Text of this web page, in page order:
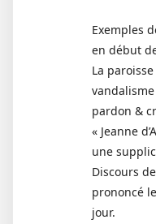
Exemples
en début
La
pardon &
« Jeanne
une
Discours
prononcé
jour.